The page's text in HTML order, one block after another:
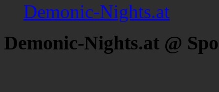
Demonic-Nights.at
Demonic-Nights.at @